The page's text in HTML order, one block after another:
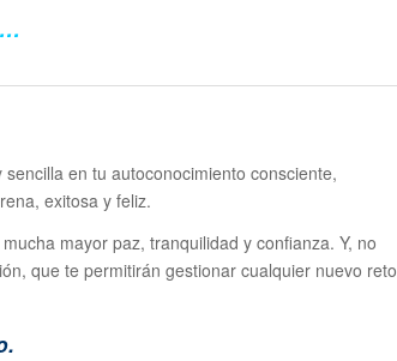
en tu autoconocimiento consciente,
exitosa y feliz.
mayor paz, tranquilidad y confianza. Y, no
que te permitirán gestionar cualquier nuevo reto